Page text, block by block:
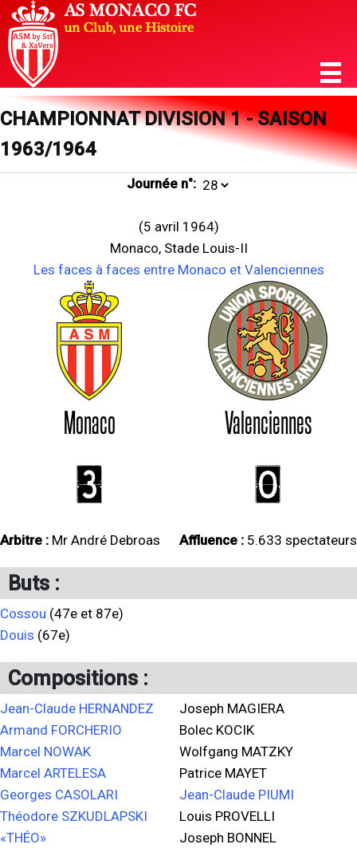
CHAMPIONNAT DIVISION 1 - SAISON
1963/1964
Journée n°:
(5 avril 1964)
Monaco, Stade Louis-II
Les faces à faces entre Monaco et Valenciennes
Monaco Valenciennes
3 0
Arbitre : Mr André Debroas Affluence : 5.633 spectateurs
Buts :
Cossou (47e et 87e)
Douis (67e)
Compositions :
Jean-Claude HERNANDEZ
Armand FORCHERIO
Marcel NOWAK
Marcel ARTELESA
Georges CASOLARI
Théodore SZKUDLAPSKI
«THÉO»
Joseph MAGIERA
Bolec KOCIK
Wolfgang MATZKY
Patrice MAYET
Jean-Claude PIUMI
Louis PROVELLI
Joseph BONNEL